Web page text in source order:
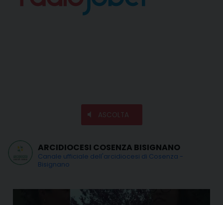
ASCOLTA
ARCIDIOCESI COSENZA BISIGNANO
Canale ufficiale dell'arcidiocesi di Cosenza -
Bisignano